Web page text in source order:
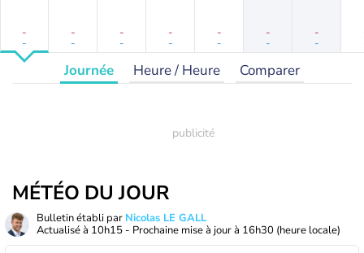
-
-
-
-
-
-
-
-
-
-
-
-
-
-
Journée Heure / Heure Comparer
MÉTÉO DU JOUR
Bulletin établi par Nicolas LE GALL
Actualisé à 10h15 - Prochaine mise à jour à 16h30 (heure locale)